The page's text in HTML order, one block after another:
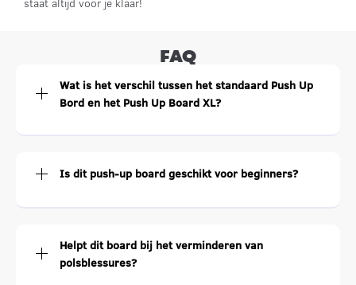
FAQ
Wat is het verschil tussen het standaard Push Up
Bord en het Push Up Board XL?
Is dit push-up board geschikt voor beginners?
Helpt dit board bij het verminderen van
polsblessures?